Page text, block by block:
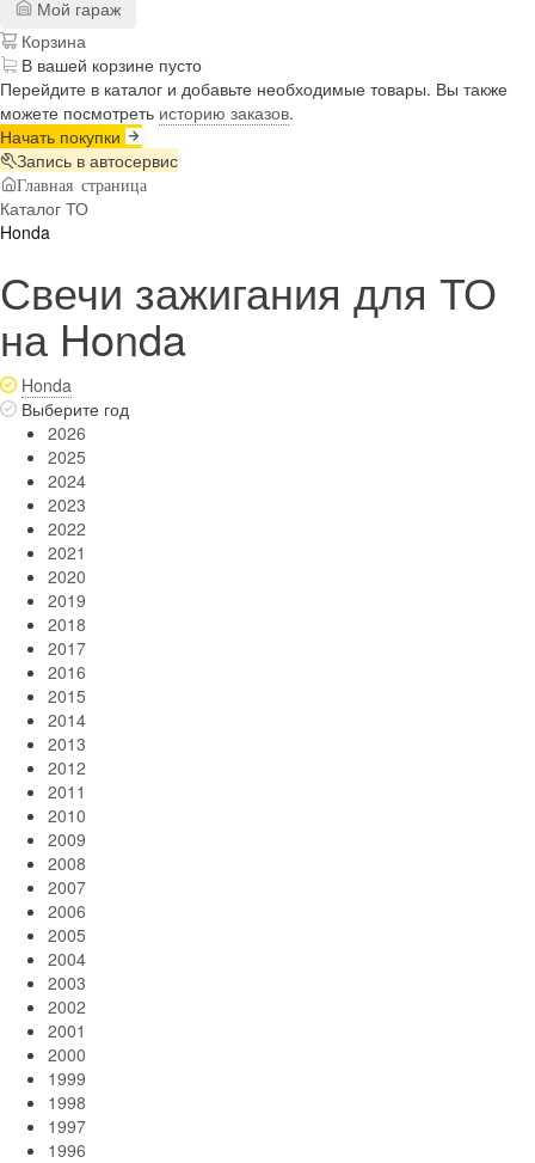
Мой гараж
Корзина
В вашей корзине пусто
Перейдите в каталог и добавьте необходимые товары. Вы также
можете посмотреть историю заказов.
Начать покупки
Запись в автосервис
Главная страница
Каталог ТО
Honda
Свечи зажигания для ТО
на Honda
Honda
Выберите год
2026
2025
2024
2023
2022
2021
2020
2019
2018
2017
2016
2015
2014
2013
2012
2011
2010
2009
2008
2007
2006
2005
2004
2003
2002
2001
2000
1999
1998
1997
1996